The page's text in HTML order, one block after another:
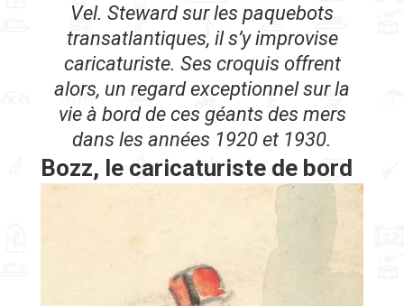
Vel. Steward sur les paquebots
transatlantiques, il s’y improvise
caricaturiste. Ses croquis offrent
alors, un regard exceptionnel sur la
vie à bord de ces géants des mers
dans les années 1920 et 1930.
Bozz, le caricaturiste de bord